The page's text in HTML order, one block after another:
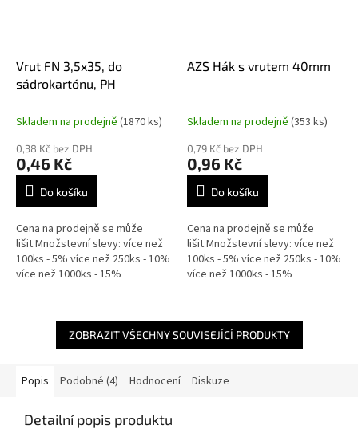
Vrut FN 3,5x35, do
sádrokartónu, PH
Skladem na prodejně (1870 ks)
0,38 Kč bez DPH
0,46 Kč
Do košíku
Cena na prodejně se může
lišit.Množstevní slevy: více než
100ks - 5% více než 250ks - 10%
více než 1000ks - 15%
AZS Hák s vrutem 40mm
Skladem na prodejně (353 ks)
0,79 Kč bez DPH
0,96 Kč
Do košíku
Cena na prodejně se může
lišit.Množstevní slevy: více než
100ks - 5% více než 250ks - 10%
více než 1000ks - 15%
ZOBRAZIT VŠECHNY SOUVISEJÍCÍ PRODUKTY
Popis Podobné (4) Hodnocení Diskuze
Detailní popis produktu